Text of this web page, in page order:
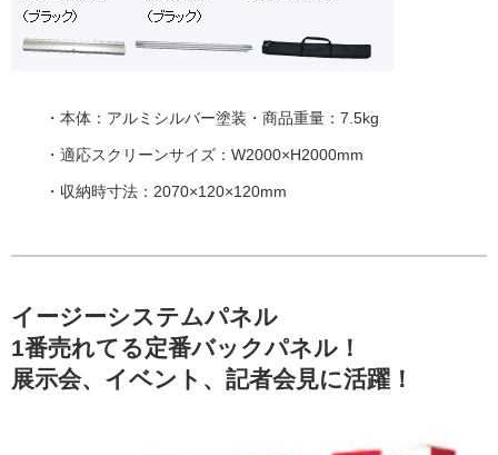
・本体：アルミシルバー塗装・商品重量：7.5kg
・適応スクリーンサイズ：W2000×H2000mm
・収納時寸法：2070×120×120mm
イージーシステムパネル
1番売れてる定番バックパネル！
展示会、イベント、記者会見に活躍！